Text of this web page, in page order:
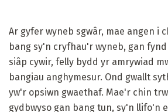
Ar gyfer wyneb sgwâr, mae angen i
bang sy'n cryfhau'r wyneb, gan
siâp cywir, felly bydd yr amrywiad
bangiau anghymesur. Ond gwallt
yw'r opsiwn gwaethaf. Mae'r chin
gydbwyso gan bang tun, sy'n llifo'n